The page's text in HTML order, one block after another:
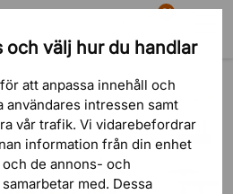
och välj hur du handlar
att anpassa innehåll och
användares intressen samt
vår trafik. Vi vidarebefordrar
information från din enhet
de annons- och
med. Dessa
Sök
81
Varukorg Meny